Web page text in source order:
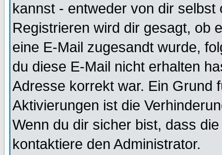
kannst - entweder von dir selbst
Registrieren wird dir gesagt, ob
eine E-Mail zugesandt wurde,
du diese E-Mail nicht erhalten
Adresse korrekt war. Ein Grund
Aktivierungen ist die
Wenn du dir sicher bist, dass
kontaktiere den Administrator.